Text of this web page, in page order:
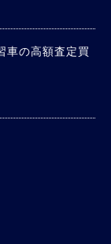
車の高額査定買